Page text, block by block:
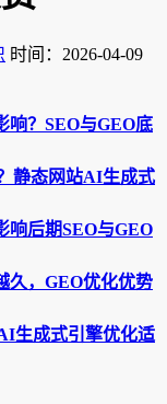
时间：2026-04-09
响？SEO与GEO底
静态网站AI生成式
响后期SEO与GEO
久，GEO优化优势
生成式引擎优化适